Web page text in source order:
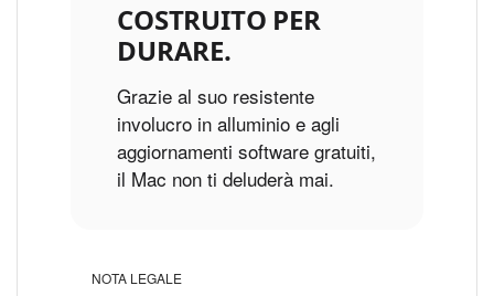
COSTRUITO PER
DURARE.
Grazie al suo resistente
involucro in alluminio e agli
aggiornamenti software gratuiti,
il Mac non ti deluderà mai.
NOTA LEGALE